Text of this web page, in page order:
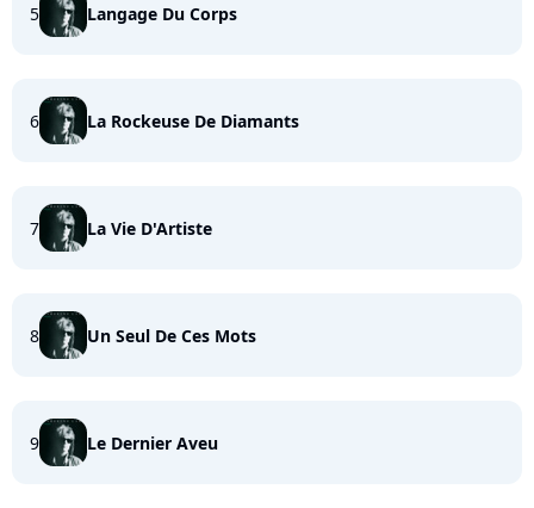
5 Langage Du Corps
6 La Rockeuse De Diamants
7 La Vie D'Artiste
8 Un Seul De Ces Mots
9 Le Dernier Aveu